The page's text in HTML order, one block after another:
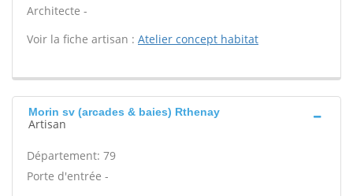
Architecte -
Voir la fiche artisan : Atelier concept habitat
Morin sv (arcades & baies) Rthenay
Artisan
Département: 79
Porte d'entrée -